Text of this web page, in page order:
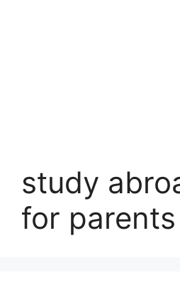
study
for parents